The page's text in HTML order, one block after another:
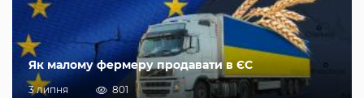
Як малому фермеру продавати в ЄС
3 липня 801